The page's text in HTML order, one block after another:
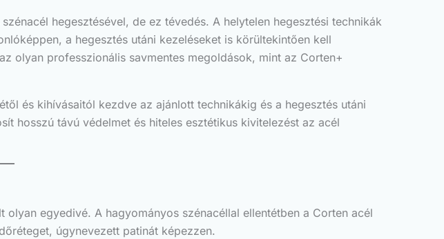
hegesztésével, de ez tévedés. A helytelen hegesztési technikák
a hegesztés utáni kezeléseket is körültekintően kell
olyan professzionális savmentes megoldások, mint az Corten+
és kihívásaitól kezdve az ajánlott technikákig és a hegesztés utáni
hosszú távú védelmet és hiteles esztétikus kivitelezést az acél
egyedivé. A hagyományos szénacéllal ellentétben a Corten acél
úgynevezett patinát képezzen.